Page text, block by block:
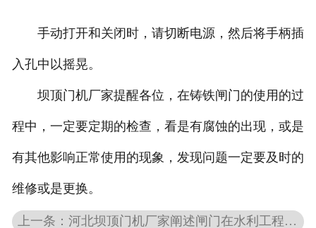
手动打开和关闭时，请切断电源，然后将手柄插
入孔中以摇晃。
坝顶门机厂家提醒各位，在铸铁闸门的使用的过
程中，一定要定期的检查，看是有腐蚀的出现，或是
有其他影响正常使用的现象，发现问题一定要及时的
维修或是更换。
上一条：河北坝顶门机厂家阐述闸门在水利工程中的作用